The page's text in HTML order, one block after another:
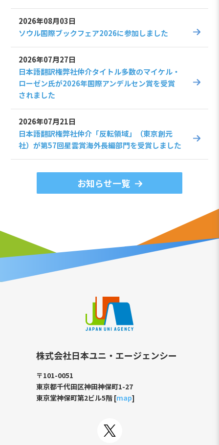
2026年08月03日
ソウル国際ブックフェア2026に参加しました
2026年07月27日
日本語翻訳権弊社仲介タイトル多数のマイケル・
ローゼン氏が2026年国際アンデルセン賞を受賞
されました
2026年07月21日
日本語翻訳権弊社仲介「反転領域」（東京創元
社）が第57回星雲賞海外長編部門を受賞しました
お知らせ一覧
株式会社日本ユニ・エージェンシー
〒101-0051
東京都千代田区神田神保町1-27
東京堂神保町第2ビル5階 [map]